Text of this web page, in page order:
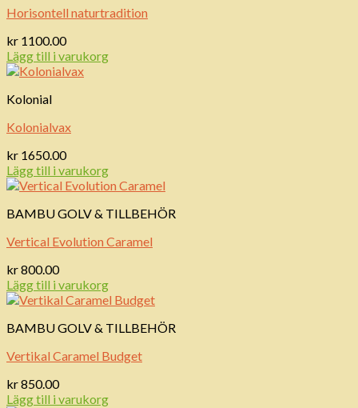
Horisontell naturtradition
kr 1100.00
Lägg till i varukorg
Kolonial
Kolonialvax
kr 1650.00
Lägg till i varukorg
BAMBU GOLV & TILLBEHÖR
Vertical Evolution Caramel
kr800.00
Lägg till i varukorg
BAMBU GOLV & TILLBEHÖR
Vertikal Caramel Budget
kr850.00
Lägg till i varukorg